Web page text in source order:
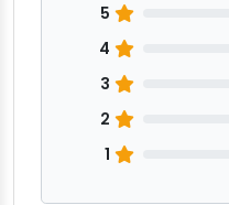
5
4
3
2
1